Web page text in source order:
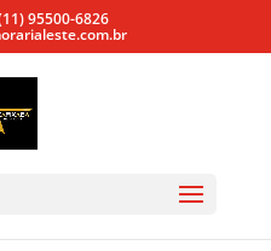
95500-6826